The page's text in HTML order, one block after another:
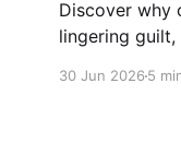
Discover why
lingering
30 Jun 20265